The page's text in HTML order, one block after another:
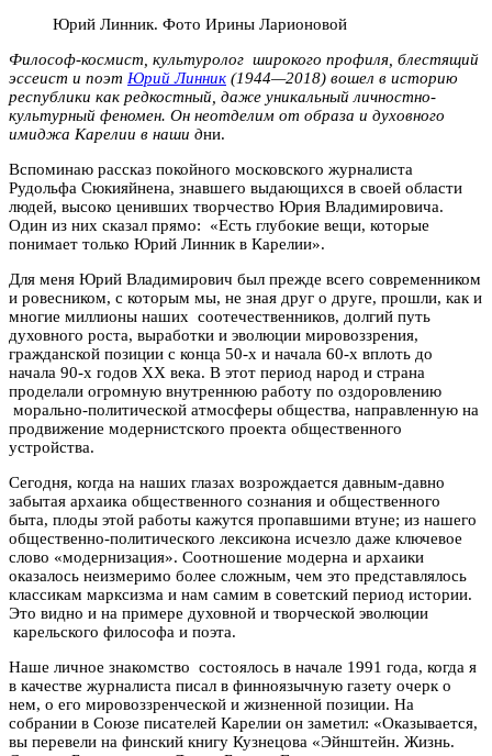
Юрий Линник. Фото Ирины Ларионовой
Философ-космист, культуролог широкого профиля, блестящий
эссеист и поэт Юрий Линник (1944—2018) вошел в историю
республики как редкостный, даже уникальный личностно-
культурный феномен. Он неотделим от образа и духовного
имиджа Карелии в наши дни.
Вспоминаю рассказ покойного московского журналиста
Рудольфа Сюкияйнена, знавшего выдающихся в своей области
людей, высоко ценивших творчество Юрия Владимировича.
Один из них сказал прямо: «Есть глубокие вещи, которые
понимает только Юрий Линник в Карелии».
Для меня Юрий Владимирович был прежде всего современником
и ровесником, с которым мы, не зная друг о друге, прошли, как и
многие миллионы наших соотечественников, долгий путь
духовного роста, выработки и эволюции мировоззрения,
гражданской позиции с конца 50-х и начала 60-х вплоть до
начала 90-х годов ХХ века. В этот период народ и страна
проделали огромную внутреннюю работу по оздоровлению
морально-политической атмосферы общества, направленную на
продвижение модернистского проекта общественного
устройства.
Сегодня, когда на наших глазах возрождается давным-давно
забытая архаика общественного сознания и общественного
быта, плоды этой работы кажутся пропавшими втуне; из нашего
общественно-политического лексикона исчезло даже ключевое
слово «модернизация». Соотношение модерна и архаики
оказалось неизмеримо более сложным, чем это представлялось
классикам марксизма и нам самим в советский период истории.
Это видно и на примере духовной и творческой эволюции
карельского философа и поэта.
Наше личное знакомство состоялось в начале 1991 года, когда я
в качестве журналиста писал в финноязычную газету очерк о
нем, о его мировоззренческой и жизненной позиции. На
собрании в Союзе писателей Карелии он заметил: «Оказывается,
вы перевели на финский книгу Кузнецова «Эйнштейн. Жизнь.